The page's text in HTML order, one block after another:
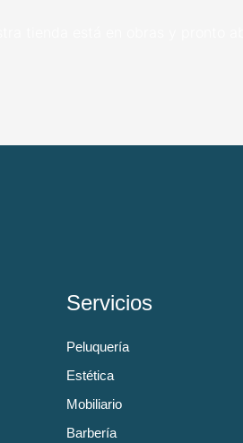
Servicios
Peluquería
Estética
Mobiliario
Barbería